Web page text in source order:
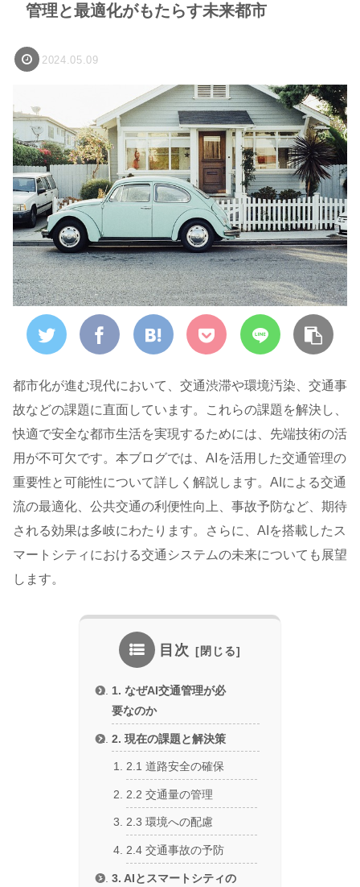
管理と最適化がもたらす未来都市
2024.05.09
都市化が進む現代において、交通渋滞や環境汚染、交通事
故などの課題に直面しています。これらの課題を解決し、
快適で安全な都市生活を実現するためには、先端技術の活
用が不可欠です。本ブログでは、AIを活用した交通管理の
重要性と可能性について詳しく解説します。AIによる交通
流の最適化、公共交通の利便性向上、事故予防など、期待
される効果は多岐にわたります。さらに、AIを搭載したス
マートシティにおける交通システムの未来についても展望
します。
目次
1. なぜAI交通管理が必
要なのか
2. 現在の課題と解決策
2.1 道路安全の確保
2.2 交通量の管理
2.3 環境への配慮
2.4 交通事故の予防
3. AIとスマートシティの